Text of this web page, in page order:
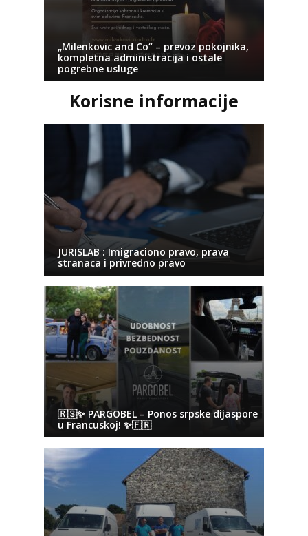
„Milenkovic and Co“ – prevoz pokojnika,
kompletna administracija i ostale
pogrebne usluge
Korisne informacije
JURISLAB : Imigraciono pravo, prava
stranaca i privredno pravo
🇷🇸✨ PARGOBEL – Ponos srpske dijaspore
u Francuskoj! ✨🇫🇷